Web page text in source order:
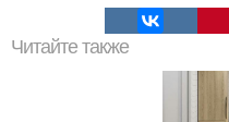
Читайте также